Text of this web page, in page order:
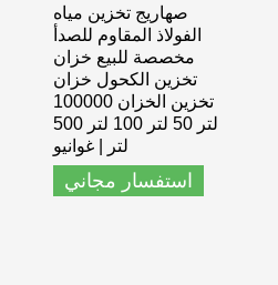
صهاريج تخزين مياه
الفولاذ المقاوم للصدأ
مخصصة للبيع خزان
تخزين الكحول خزان
تخزين الخزان 100000
لتر 50 لتر 100 لتر 500
لتر | غوانيو
استفسار مجاني